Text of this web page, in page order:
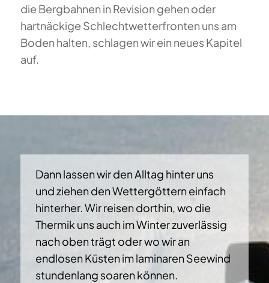
die Bergbahnen in Revision gehen oder
hartnäckige Schlechtwetterfronten uns am
Boden halten, schlagen wir ein neues Kapitel
auf.
Dann lassen wir den Alltag hinter uns
und ziehen den Wettergöttern einfach
hinterher. Wir reisen dorthin, wo die
Thermik uns auch im Winter zuverlässig
nach oben trägt oder wo wir an
endlosen Küsten im laminaren Seewind
stundenlang soaren können.